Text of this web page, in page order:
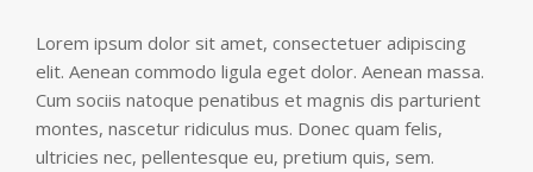
Lorem ipsum dolor sit amet, consectetuer adipiscing
elit. Aenean commodo ligula eget dolor. Aenean massa.
Cum sociis natoque penatibus et magnis dis parturient
montes, nascetur ridiculus mus. Donec quam felis,
ultricies nec, pellentesque eu, pretium quis, sem.